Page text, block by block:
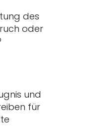
des
oder
und
für